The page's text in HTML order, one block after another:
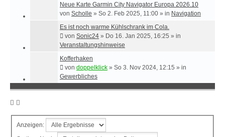
Neue Karte Garmin City Navigator Europa 2026.10
von Scholle » So 2. Feb 2025, 11:00 » in Navigation
Es ist noch warme Kühlschrank im Cola.
von Sonic24 » Do 16. Jan 2025, 16:25 » in
Veranstaltungshinweise
Kofferhaken
von doppelklick » So 3. Nov 2024, 12:15 » in
Gewerbliches
Anzeigen: